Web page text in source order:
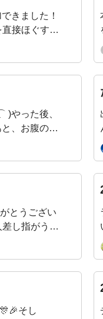
きました！
接ほぐすと
した。仰向
するときが
やった後、
、お腹の深
←吉田先
んなにも腹
とうござい
し指がうま
ていこうと
れますね。
そし